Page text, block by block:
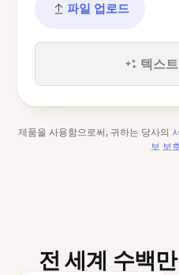
파일 업로드
텍스
제품을 사용함으로써, 귀하는 당사의
보 보
전 세계 수백